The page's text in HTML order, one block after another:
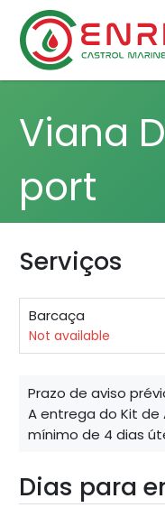
Skip to content
Home/Viana Do Castelo
Viana
port
Serviços
Barcaça
Not available
Prazo de aviso
A entrega do Kit de
mínimo de 4 dias
Dias para